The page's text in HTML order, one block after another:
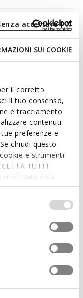
SUI COOKIE
il corretto
il tuo consenso,
e tracciamento
contenuti
preferenze e
chiudi questo
e strumenti
TUTTI
sulla
quali cookies ed
Per maggiori
momento le
accettare | X
black version,
enhances